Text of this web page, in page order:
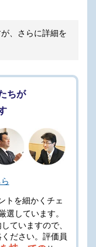
、さらに詳細を
ちが
トを細かくチェ
選しています。
ていますので、
ださい。 評価員